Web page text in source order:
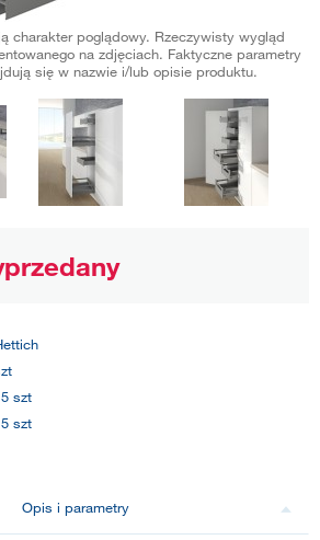
charakter poglądowy. Rzeczywisty wygląd
na zdjęciach. Faktyczne parametry
się w nazwie i/lub opisie produktu.
szt
szt
Opis i parametry